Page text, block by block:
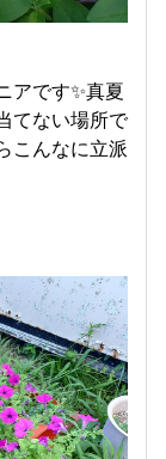
アです✨真夏
てない場所で
こんなに立派